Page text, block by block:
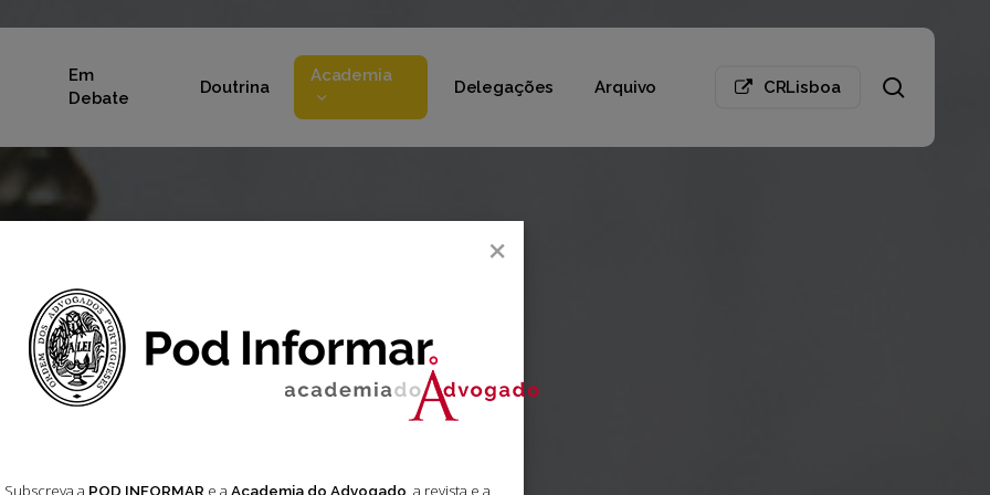
Em
Debate
Doutrina
Academia
Delegações Arquivo CRLisboa
×
Subscreva a POD INFORMAR e a Academia do Advogado , a revista e a